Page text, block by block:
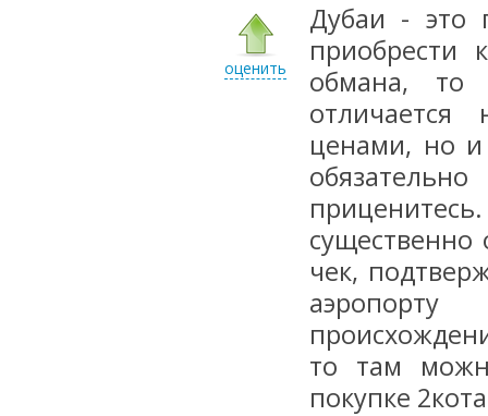
оценить
Дубаи - это
приобрести
обмана, то
отличается
ценами, но и
существенно
чек,
то там
покупке